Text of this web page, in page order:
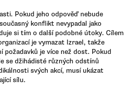
Pokud jeho odpověď nebude
konflikt nevypadal jako
si tím o další podobné útoky. Cílem
je vymazat Izrael, takže
je více než dost. Pokud
se džihádisté různých odstínů
svých akcí, musí ukázat
sílu.